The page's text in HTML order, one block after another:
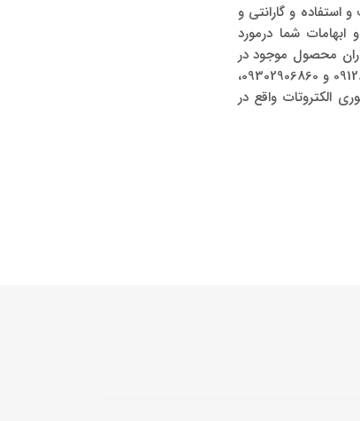
و گارانتی و
ابهامات شما درمورد
محصول موجود در
بازار انتخاب کنید. با یک تماس ساده به شماره‌های 02133976291 و 02133920108 یا پیام به واتساپ 09128713771 و 09302906860،
الکتروتات واقع در